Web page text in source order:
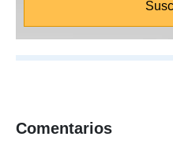
Comentarios